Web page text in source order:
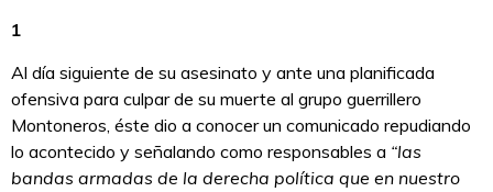
1
Al día siguiente de su asesinato y ante una planificada
ofensiva para culpar de su muerte al grupo guerrillero
Montoneros, éste dio a conocer un comunicado repudiando
lo acontecido y señalando como responsables a “las
bandas armadas de la derecha política que en nuestro